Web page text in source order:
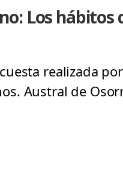
Los hábitos
realizada
Austral de